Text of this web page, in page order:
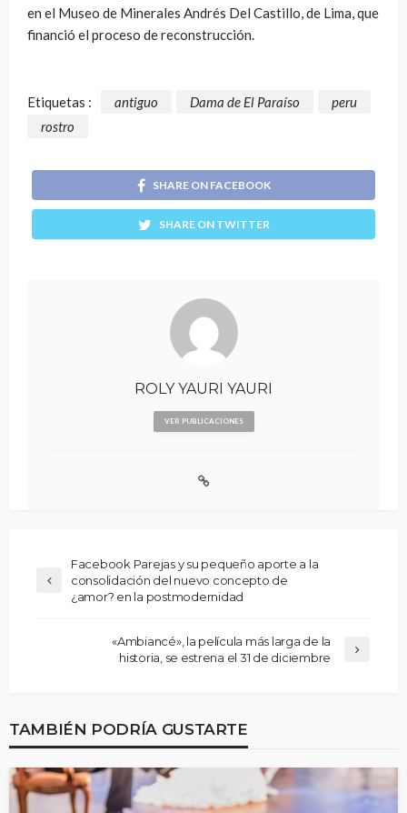
en el Museo de Minerales Andrés Del Castillo, de Lima, que
financió el proceso de reconstrucción.
Etiquetas : antiguo Dama de El Paraíso
peru
rostro
SHARE ON FACEBOOK
SHARE ON TWITTER
ROLY YAURI YAURI
VER PUBLICACIONES
Facebook Parejas y su pequeño aporte a la
consolidación del nuevo concepto de
¿amor? en la postmodernidad
«Ambiancé», la película más larga de la
historia, se estrena el 31 de diciembre
TAMBIÉN PODRÍA GUSTARTE